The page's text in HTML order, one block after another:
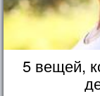
5 вещей,